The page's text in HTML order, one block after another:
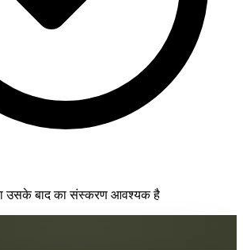
उसके बाद का संस्करण आवश्यक है